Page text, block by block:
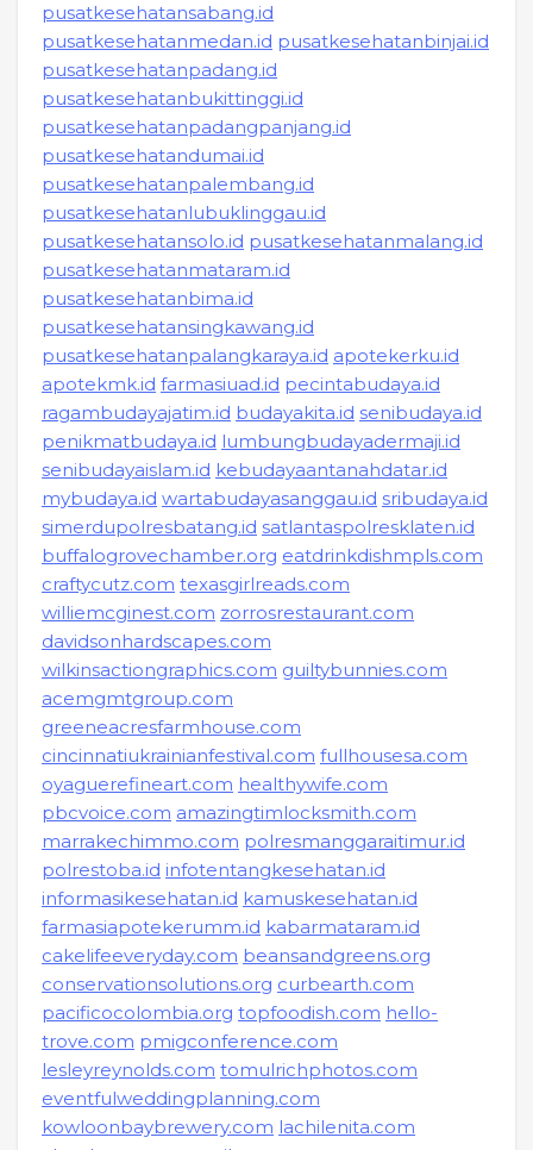
pusatkesehatansabang.id
pusatkesehatanmedan.id pusatkesehatanbinjai.id
pusatkesehatanpadang.id
pusatkesehatanbukittinggi.id
pusatkesehatanpadangpanjang.id
pusatkesehatandumai.id
pusatkesehatanpalembang.id
pusatkesehatanlubuklinggau.id
pusatkesehatansolo.id pusatkesehatanmalang.id
pusatkesehatanmataram.id
pusatkesehatanbima.id
pusatkesehatansingkawang.id
pusatkesehatanpalangkaraya.id apotekerku.id
apotekmk.id farmasiuad.id pecintabudaya.id
ragambudayajatim.id budayakita.id senibudaya.id
penikmatbudaya.id lumbungbudayadermaji.id
senibudayaislam.id kebudayaantanahdatar.id
mybudaya.id wartabudayasanggau.id sribudaya.id
simerdupolresbatang.id satlantaspolresklaten.id
buffalogrovechamber.org eatdrinkdishmpls.com
craftycutz.com texasgirlreads.com
williemcginest.com zorrosrestaurant.com
davidsonhardscapes.com
wilkinsactiongraphics.com guiltybunnies.com
acemgmtgroup.com
greeneacresfarmhouse.com
cincinnatiukrainianfestival.com fullhousesa.com
oyaguerefineart.com healthywife.com
pbcvoice.com amazingtimlocksmith.com
marrakechimmo.com polresmanggaraitimur.id
polrestoba.id infotentangkesehatan.id
informasikesehatan.id kamuskesehatan.id
farmasiapotekerumm.id kabarmataram.id
cakelifeeveryday.com beansandgreens.org
conservationsolutions.org curbearth.com
pacificocolombia.org topfoodish.com hello-
trove.com pmigconference.com
lesleyreynolds.com tomulrichphotos.com
eventfulweddingplanning.com
kowloonbaybrewery.com lachilenita.com